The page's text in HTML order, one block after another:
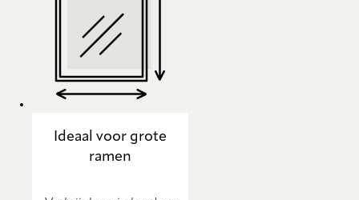
Ideaal voor grote
ramen